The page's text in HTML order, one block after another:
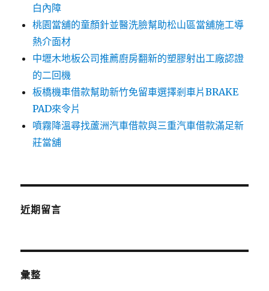
白內障
桃園當舖的童顏針並醫洗臉幫助松山區當舖施工導
熱介面材
中壢木地板公司推薦廚房翻新的塑膠射出工廠認證
的二回機
板橋機車借款幫助新竹免留車選擇剎車片BRAKE
PAD來令片
噴霧降溫尋找蘆洲汽車借款與三重汽車借款滿足新
莊當舖
近期留言
彙整